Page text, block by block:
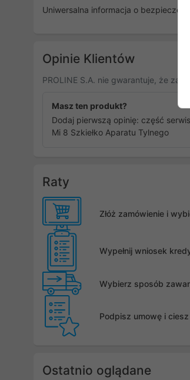
Uniwersalna informacja o
Opinie Klientów
PROLINE S.A. nie gwarantuje, że
Masz ten produkt?
Dodaj pierwszą opinię: część
Mi 8 Szkiełko Aparatu Tylnego
Raty
Złóż zamówienie i
Wypełnij wniosek
Wybierz sposób
Podpisz umowę i
Ostatnio oglądane